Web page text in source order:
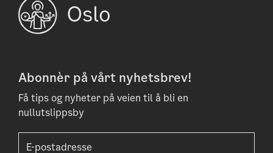
Abonnèr på vårt nyhetsbrev!
Få tips og nyheter på veien til å bli en
nullutslippsby